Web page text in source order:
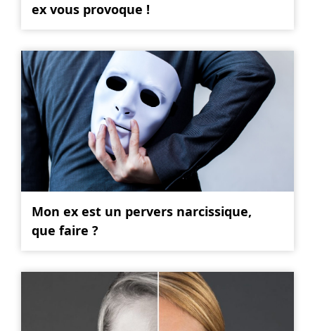
ex vous provoque !
Mon ex est un pervers narcissique,
que faire ?